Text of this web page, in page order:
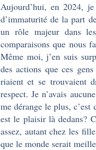
Aujourd’hui, en 2024,
d’immaturité de la part
un rôle majeur dans
comparaisons que nous
Même moi, j’en suis
des actions que ces
riaient et se trouvaient
respect. Je n’avais
me dérange le plus,
est le plaisir là dedans?
assez, autant chez les
que le monde serait